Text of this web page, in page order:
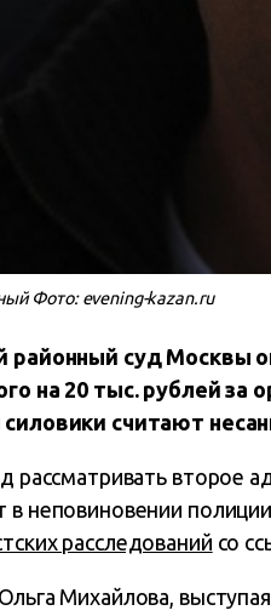
Фото: evening-kazan.ru
районный суд Москвы
на 20 тыс. рублей за
считают
рассматривать второе
в неповиновении
расследований со
Михайлова,